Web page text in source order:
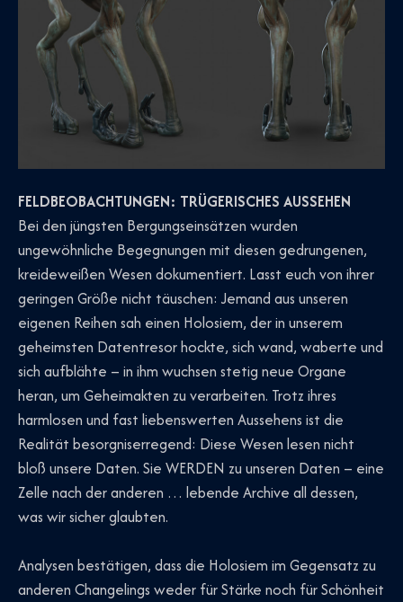
FELDBEOBACHTUNGEN: TRÜGERISCHES AUSSEHEN
Bei den jüngsten Bergungseinsätzen wurden
ungewöhnliche Begegnungen mit diesen gedrungenen,
kreideweißen Wesen dokumentiert. Lasst euch von ihrer
geringen Größe nicht täuschen: Jemand aus unseren
eigenen Reihen sah einen Holosiem, der in unserem
geheimsten Datentresor hockte, sich wand, waberte und
sich aufblähte – in ihm wuchsen stetig neue Organe
heran, um Geheimakten zu verarbeiten. Trotz ihres
harmlosen und fast liebenswerten Aussehens ist die
Realität besorgniserregend: Diese Wesen lesen nicht
bloß unsere Daten. Sie WERDEN zu unseren Daten – eine
Zelle nach der anderen … lebende Archive all dessen,
was wir sicher glaubten.
Analysen bestätigen, dass die Holosiem im Gegensatz zu
anderen Changelings weder für Stärke noch für Schönheit